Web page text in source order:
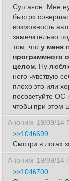
Суп анон. Мне
быстро
возможность
замечательно
том, что у меня
программного
целом. Ну
него чувствую
плохо это или
посоветуйте ОС
чтобы при этом
Аноним 19/09/14
>>1046699
Смотри в логах
Аноним 19/09/14
>>1046700